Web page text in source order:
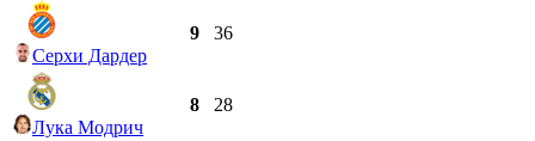
Серхи Дардер
9 36
Лука Модрич
8 28